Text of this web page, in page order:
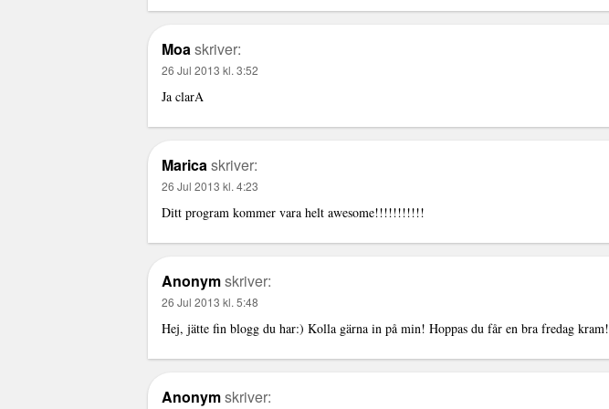
Moaskriver:
26 Jul 2013 kl. 3:52
Ja clarA
Maricaskriver:
26 Jul 2013 kl. 4:23
Ditt program kommer vara helt awesome!!!!!!!!!!!
Anonymskriver:
26 Jul 2013 kl. 5:48
Hej, jätte fin blogg du har:) Kolla gärna in på min! Hoppas du får en bra fredag kram!
Anonymskriver: